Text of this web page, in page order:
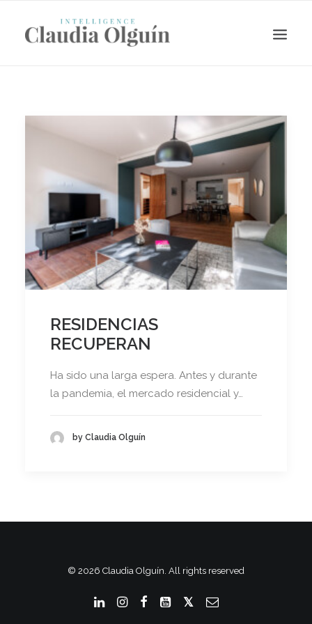
Search
RESIDENCIAS
RECUPERAN
Ha sido una larga espera. Antes y durante
la pandemia, el mercado residencial y…
by Claudia Olguín
© 2026 Claudia Olguín. All rights reserved